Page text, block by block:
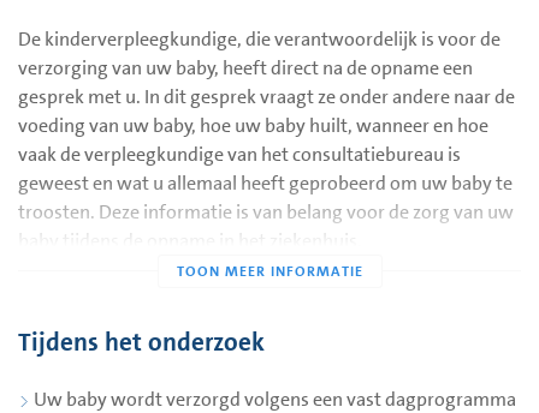
De kinderverpleegkundige, die verantwoordelijk is voor de
verzorging van uw baby, heeft direct na de opname een
gesprek met u. In dit gesprek vraagt ze onder andere naar de
voeding van uw baby, hoe uw baby huilt, wanneer en hoe
vaak de verpleegkundige van het consultatiebureau is
geweest en wat u allemaal heeft geprobeerd om uw baby te
troosten. Deze informatie is van belang voor de zorg van uw
baby tijdens de opname in het ziekenhuis.
Tijdens het onderzoek
Uw baby wordt verzorgd volgens een vast dagprogramma